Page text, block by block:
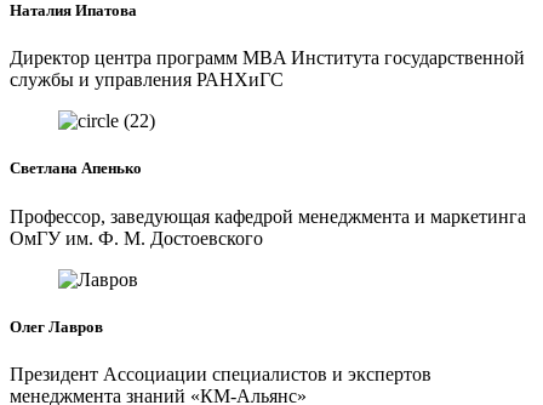
Наталия Ипатова
Директор центра программ MBA Института государственной
службы и управления РАНХиГС
Светлана Апенько
Профессор, заведующая кафедрой менеджмента и маркетинга
ОмГУ им. Ф. М. Достоевского
Олег Лавров
Президент Ассоциации специалистов и экспертов
менеджмента знаний «КМ-Альянс»